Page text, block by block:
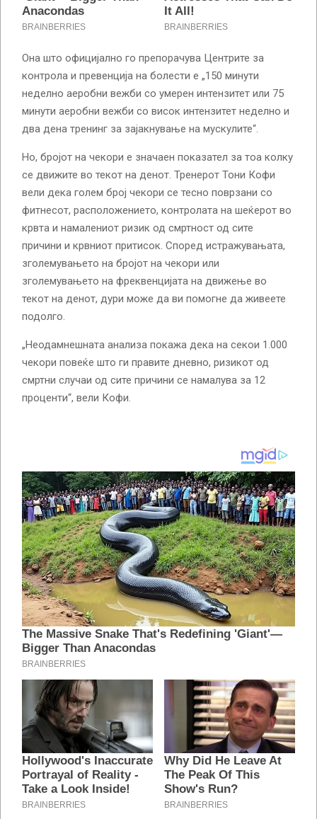
Она што официјално го препорачува Центрите за
контрола и превенција на болести е „150 минути
неделно аеробни вежби со умерен интензитет или 75
минути аеробни вежби со висок интензитет неделно и
два дена тренинг за зајакнување на мускулите“.
Но, бројот на чекори е значаен показател за тоа колку
се движите во текот на денот. Тренерот Тони Кофи
вели дека голем број чекори се тесно поврзани со
фитнесот, расположението, контролата на шеќерот во
крвта и намалениот ризик од смртност од сите
причини и крвниот притисок. Според истражувањата,
зголемувањето на бројот на чекори или
зголемувањето на фреквенцијата на движење во
текот на денот, дури може да ви помогне да живеете
подолго.
„Неодамнешната анализа покажа дека на секои 1.000
чекори повеќе што ги правите дневно, ризикот од
смртни случаи од сите причини се намалува за 12
проценти“, вели Кофи.